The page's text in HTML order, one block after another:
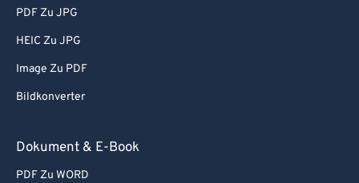
PDF Zu JPG
HEIC Zu JPG
Image Zu PDF
Bildkonverter
Dokument & E-Book
PDF Zu WORD